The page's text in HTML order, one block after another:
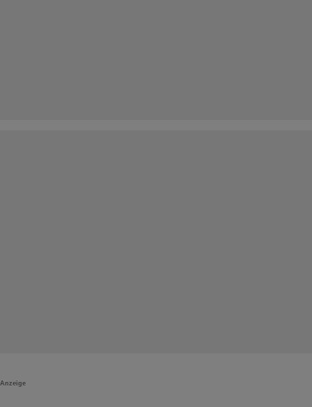
Anzeige